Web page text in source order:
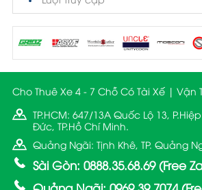
Cho Thuê Xe 4 - 7 Chỗ Có Tài Xế | Vận
TP.HCM: 647/13A Quốc Lộ 13,
Đức, TP.Hồ Chí Minh.
Quảng Ngãi: Tịnh Khê, TP. Quảng
Sài Gòn: 0888.35.68.69 (Free